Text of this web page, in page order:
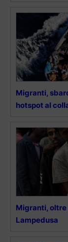
Migranti,
hotspot al
Migranti, oltre
Lampedusa